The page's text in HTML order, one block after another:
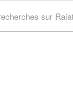
sur